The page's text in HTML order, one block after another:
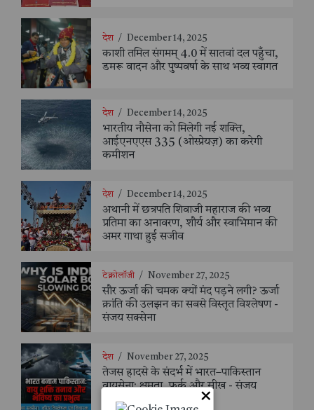
देश / December 14, 2025
काशी तमिल संगमम् 4.0 में सातवां दल पहुँचा,
डमरू वादन और पुष्पवर्षा के साथ भव्य स्वागत
देश / December 14, 2025
भारतीय नौसेना को मिलेगी नई शक्ति,
आईएनएएस 335 (ओस्प्रेयज़) का करेगी
कमीशन
देश / December 14, 2025
अथानी में छत्रपति शिवाजी महाराज की भव्य
प्रतिमा का अनावरण, शौर्य और स्वाभिमान की
अमर गाथा हुई सजीव
टेक्नोलॉजी / November 27, 2025
सौर ऊर्जा की चमक क्यों मंद पड़ने लगी? ऊर्जा
क्रांति की उलझन का सबसे विस्तृत विश्लेषण -
संजय सक्सेना
देश / November 27, 2025
तेजस हादसे के संदर्भ में भारत–पाकिस्तान
वायुसेना: क्षमता, फर्क और सीख - संजय
सक्सैना
×